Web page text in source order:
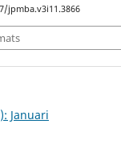
jpmba.v3i11.3866
Januari